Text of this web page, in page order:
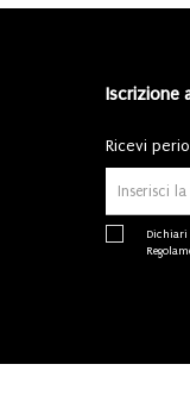
Iscrizione
Ricevi